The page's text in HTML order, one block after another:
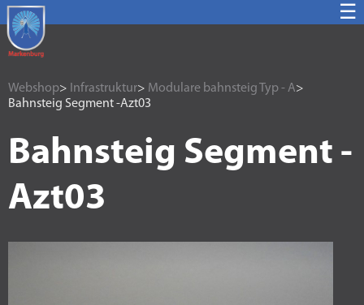
☰
Webshop> Infrastruktur> Modulare bahnsteig Typ - A>
Bahnsteig Segment -Azt03
Bahnsteig Segment -
Azt03